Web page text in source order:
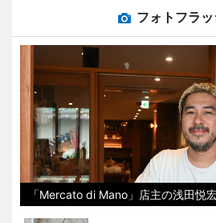
フォトフラ
「Mercato di Mano」店主の浅田悦